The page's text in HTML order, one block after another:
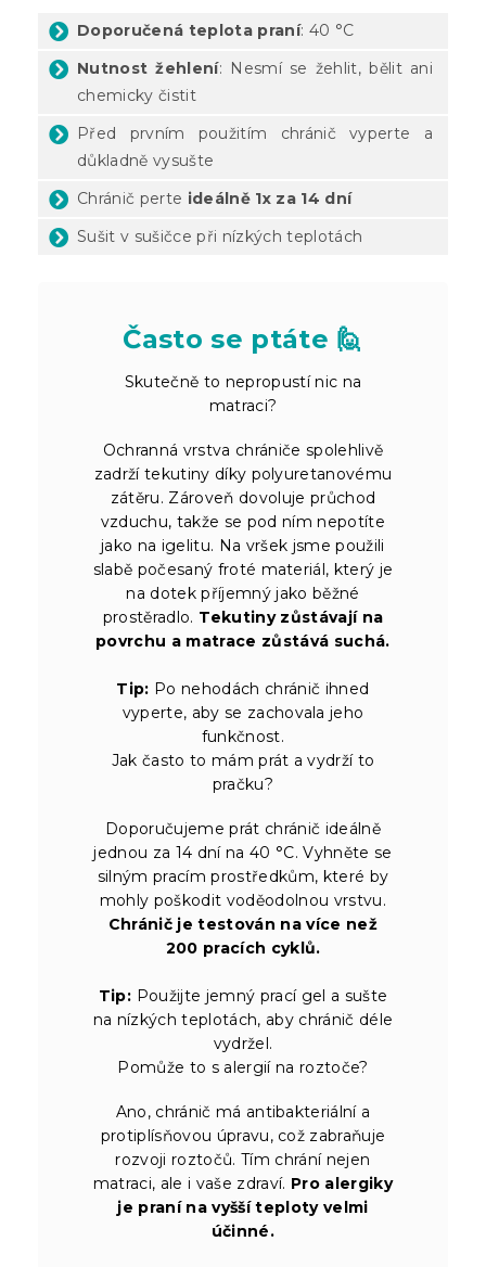
Doporučená teplota praní: 40 °C
Nutnost žehlení: Nesmí se žehlit, bělit ani
chemicky čistit
Před prvním použitím chránič vyperte a
důkladně vysušte
Chránič perte ideálně 1x za 14 dní
Sušit v sušičce při nízkých teplotách
Často se ptáte 🙋
Skutečně to nepropustí nic na
matraci?
Ochranná vrstva chrániče spolehlivě
zadrží tekutiny díky polyuretanovému
zátěru. Zároveň dovoluje průchod
vzduchu, takže se pod ním nepotíte
jako na igelitu. Na vršek jsme použili
slabě počesaný froté materiál, který je
na dotek příjemný jako běžné
prostěradlo. Tekutiny zůstávají na
povrchu a matrace zůstává suchá.
Tip: Po nehodách chránič ihned
vyperte, aby se zachovala jeho
funkčnost.
Jak často to mám prát a vydrží to
pračku?
Doporučujeme prát chránič ideálně
jednou za 14 dní na 40 °C. Vyhněte se
silným pracím prostředkům, které by
mohly poškodit voděodolnou vrstvu.
Chránič je testován na více než
200 pracích cyklů.
Tip: Použijte jemný prací gel a sušte
na nízkých teplotách, aby chránič déle
vydržel.
Pomůže to s alergií na roztoče?
Ano, chránič má antibakteriální a
protiplísňovou úpravu, což zabraňuje
rozvoji roztočů. Tím chrání nejen
matraci, ale i vaše zdraví. Pro alergiky
je praní na vyšší teploty velmi
účinné.